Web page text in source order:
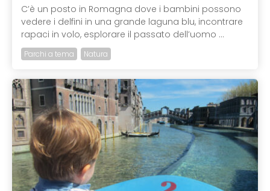
C’è un posto in Romagna dove i bambini possono
vedere i delfini in una grande laguna blu, incontrare
rapaci in volo, esplorare il passato dell’uomo ...
Parchi a tema Natura